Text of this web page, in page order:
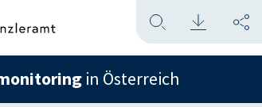
in Österreich